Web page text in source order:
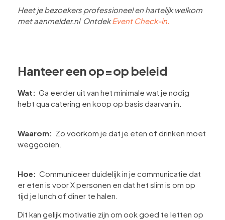
Heet je bezoekers professioneel en hartelijk welkom
met aanmelder.nl OntdekEvent Check-in.
Hanteer een op=op beleid
Wat: Ga eerder uit van het minimale wat je nodig
hebt qua catering en koop op basis daarvan in.
Waarom: Zo voorkom je dat je eten of drinken moet
weggooien.
Hoe: Communiceer duidelijk in je communicatie dat
er eten is voor X personen en dat het slim is om op
tijd je lunch of diner te halen.
Dit kan gelijk motivatie zijn om ook goed te letten op